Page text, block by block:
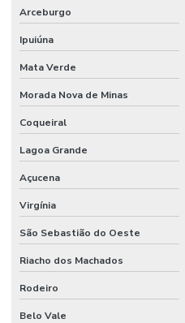
Arceburgo
Ipuiúna
Mata Verde
Morada Nova de Minas
Coqueiral
Lagoa Grande
Açucena
Virgínia
São Sebastião do Oeste
Riacho dos Machados
Rodeiro
Belo Vale